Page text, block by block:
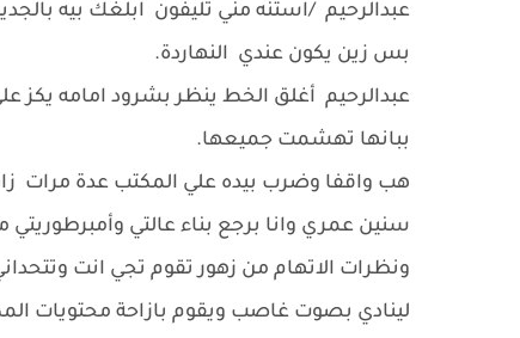
عبدالرحيم /استنه مني تليفون ابلغك بيه
بس زين يكون عندي النهاردة.
عبدالرحيم أغلق الخط ينظر بشرود امامه
ببانها تهشمت جميعها.
هب واقفا وضرب بيده علي المكتب عدة مرات
سنين عمري وانا برجع بناء عالتي
ونظرات الاتهام من زهور تقوم تجي انت
لينادي بصوت غاصب ويقوم بازاحة محتويات